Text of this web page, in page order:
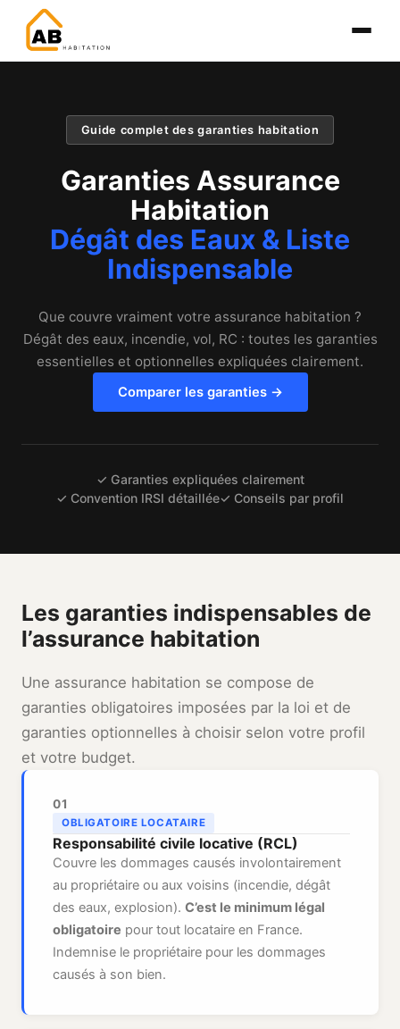
Guide complet des garanties habitation
Garanties Assurance
Habitation
Dégât des Eaux & Liste
Indispensable
Que couvre vraiment votre assurance habitation ?
Dégât des eaux, incendie, vol, RC : toutes les garanties
essentielles et optionnelles expliquées clairement.
Comparer les garanties →
✓ Garanties expliquées clairement
✓ Convention IRSI détaillée✓ Conseils par profil
Les garanties indispensables de
l’assurance habitation
Une assurance habitation se compose de
garanties obligatoires imposées par la loi et de
garanties optionnelles à choisir selon votre profil
et votre budget.
01
OBLIGATOIRE LOCATAIRE
Responsabilité civile locative (RCL)
Couvre les dommages causés involontairement
au propriétaire ou aux voisins (incendie, dégât
des eaux, explosion). C’est le minimum légal
obligatoire pour tout locataire en France.
Indemnise le propriétaire pour les dommages
causés à son bien.